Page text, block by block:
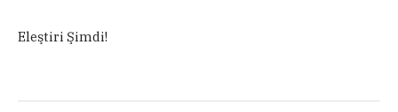
Eleştiri Şimdi!